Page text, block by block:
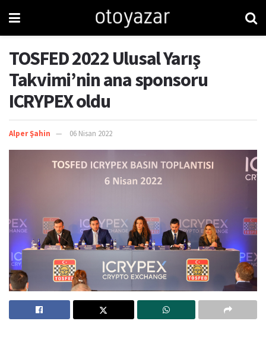
TOSFED 2022 Ulusal Yarış
Takvimi’nin ana sponsoru
ICRYPEX oldu
Alper Şahin 06 Nisan 2022